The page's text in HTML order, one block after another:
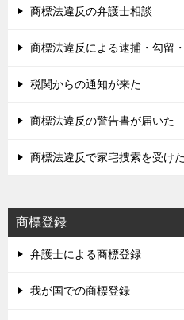
商標法違反の弁護士相談
商標法違反による逮捕・勾留
税関からの通知が来た
商標法違反の警告書が届いた
商標法違反で家宅捜索を受け
商標登録
弁護士による商標登録
我が国での商標登録